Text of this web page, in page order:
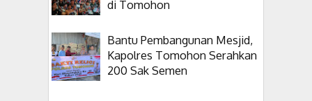
di Tomohon
Bantu Pembangunan Mesjid,
Kapolres Tomohon Serahkan
200 Sak Semen